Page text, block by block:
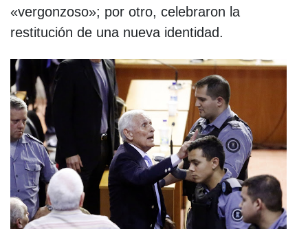
«vergonzoso»; por otro, celebraron la
restitución de una nueva identidad.